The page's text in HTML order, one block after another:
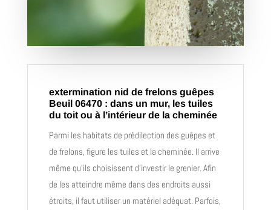
extermination nid de frelons guêpes
Beuil 06470 : dans un mur, les tuiles
du toit ou à l’intérieur de la cheminée
Parmi les habitats de prédilection des guêpes et
de frelons, figure les tuiles et la cheminée. Il arrive
même qu’ils choisissent d’investir le grenier. Afin
de les atteindre même dans des endroits aussi
étroits, il faut utiliser un matériel adéquat. Parfois,